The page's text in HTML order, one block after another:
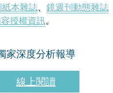
本雜誌、 鏡週刊動態雜誌
授權資訊。
家深度分析報導
線上閱讀